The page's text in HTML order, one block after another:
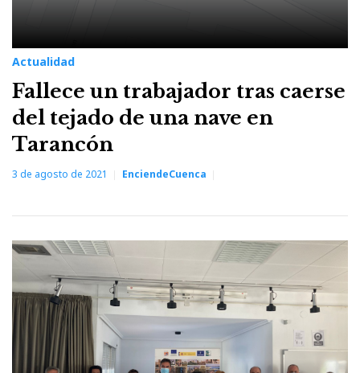
Actualidad
Fallece un trabajador tras caerse
del tejado de una nave en
Tarancón
3 de agosto de 2021 EnciendeCuenca